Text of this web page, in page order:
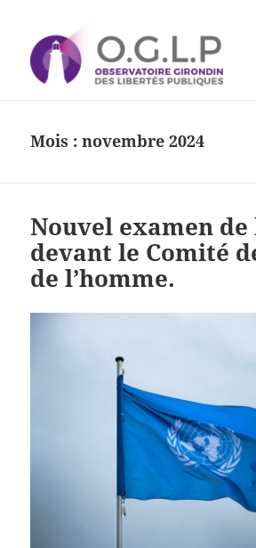
Libertés Publiques
Mois :novembre 2024
Nouvel examen de
devant le Comité
de l’homme.